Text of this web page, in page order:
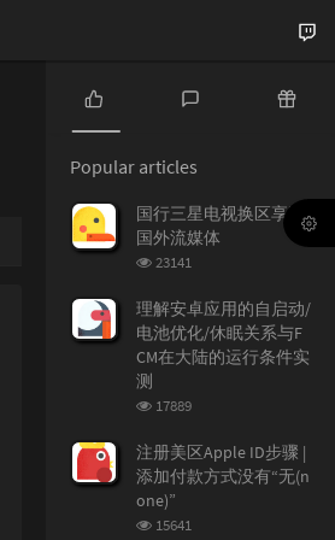
P
p
u
l
a
a
r
t
e
s
t
e
s
t
o
m
m
e
n
s
d
m
r
t
i
c
s
Popular articles
国行三星电视换区享受
国外流媒体
浏
次
数:
23141
理解安卓应用的自启动/
电池优化/休眠关系与F
CM在大陆的运行条件实
测
浏
次
数:
17889
注册美区Apple ID步骤 |
添加付款方式没有“无(n
one)”
浏
15641